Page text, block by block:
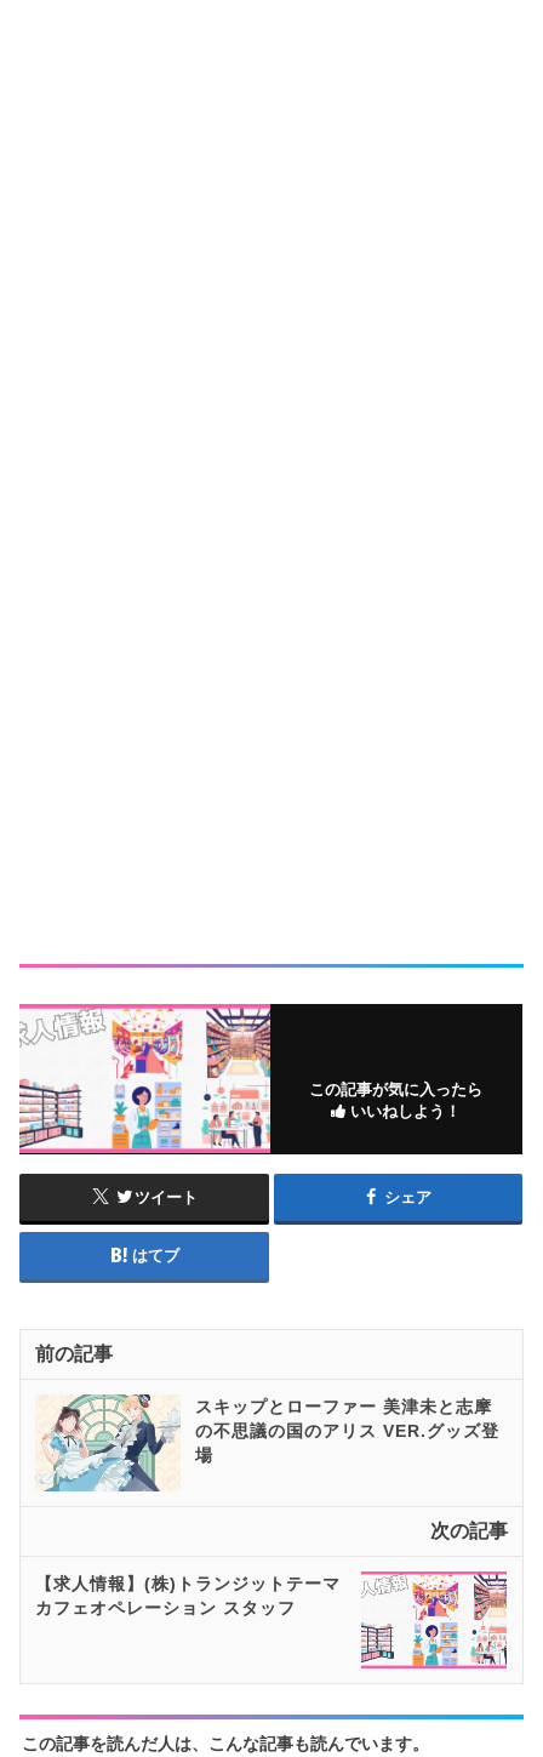
この記事が気に入ったら
いいねしよう！
ツイート シェア
はてブ
前の記事
スキップとローファー 美津未と志摩
の不思議の国のアリス VER.グッズ登
場
次の記事
【求人情報】(株)トランジットテーマ
カフェオペレーション スタッフ
この記事を読んだ人は、こんな記事も読んでいます。